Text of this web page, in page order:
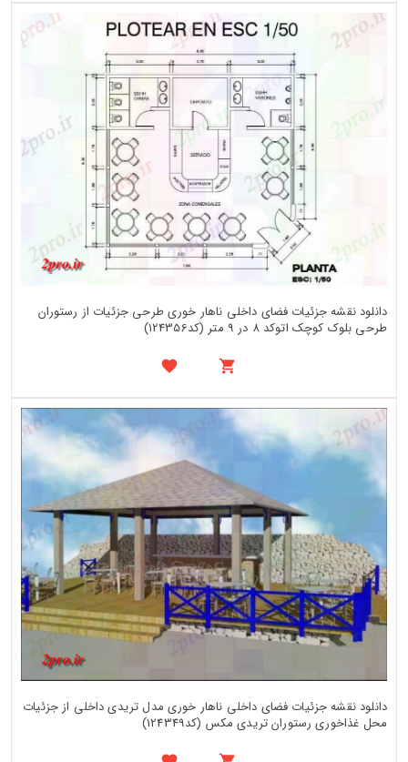
دانلود نقشه جزئیات فضای داخلی ناهار خوری طرحی جزئیات از رستوران
طرحی بلوک کوچک اتوکد 8 در 9 متر (کد124356)
دانلود نقشه جزئیات فضای داخلی ناهار خوری مدل تریدی داخلی از جزئیات
محل غذاخوری رستوران تریدی مکس (کد124349)